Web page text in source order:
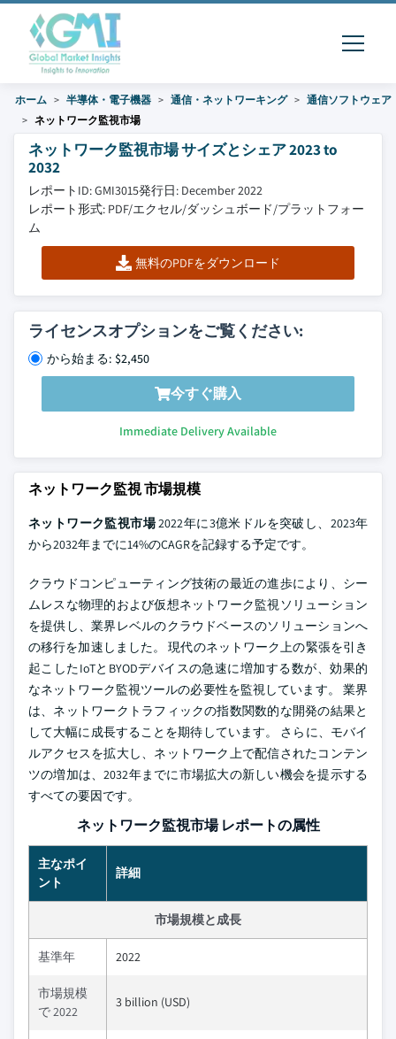
ホーム 半導体・電子機器 通信・ネットワーキング
通信ソフトウェア
ネットワーク監視市場
ネットワーク監視市場 サイズとシェア 2023 to
2032
レポートID: GMI3015発行日: December 2022
レポート形式: PDF/エクセル/ダッシュボード/プラットフォー
ム
無料のPDFをダウンロード
ライセンスオプションをご覧ください:
から始まる: $2,450
今すぐ購入
Immediate Delivery Available
ネットワーク監視 市場規模
ネットワーク監視市場2022年に3億米ドルを突破し、2023年
から2032年までに14%のCAGRを記録する予定です。
クラウドコンピューティング技術の最近の進歩により、シー
ムレスな物理的および仮想ネットワーク監視ソリューション
を提供し、業界レベルのクラウドベースのソリューションへ
の移行を加速しました。 現代のネットワーク上の緊張を引き
起こしたIoTとBYODデバイスの急速に増加する数が、効果的
なネットワーク監視ツールの必要性を監視しています。 業界
は、ネットワークトラフィックの指数関数的な開発の結果と
して大幅に成長することを期待しています。 さらに、モバイ
ルアクセスを拡大し、ネットワーク上で配信されたコンテン
ツの増加は、2032年までに市場拡大の新しい機会を提示する
すべての要因です。
ネットワーク監視市場 レポートの属性
主なポイ
ント
詳細
市場規模と成長
基準年 2022
市場規模
で 2022
3 billion (USD)